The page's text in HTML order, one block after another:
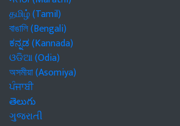
தமிழ் (Tamil)
বাঙালি (Bengali)
ಕನ್ನಡ (Kannada)
ଓଡିଆ (Odia)
অসমীয়া (Asomiya)
ਪੰਜਾਬੀ
తెలుగు
ગુજરાતી